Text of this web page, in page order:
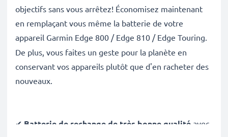
objectifs sans vous arrêtez! Économisez maintenant
en remplaçant vous même la batterie de votre
appareil Garmin Edge 800 / Edge 810 / Edge Touring.
De plus, vous faites un geste pour la planète en
conservant vos appareils plutôt que d'en racheter des
nouveaux.
✔ Batterie de rechange de très bonne qualité avec